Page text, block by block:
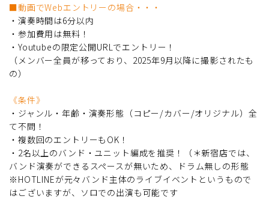
■動画でWebエントリーの場合・・・
・演奏時間は6分以内
・参加費用は無料！
・Youtubeの限定公開URLでエントリー！
（メンバー全員が移っており、2025年9月以降に撮影されたも
の）
《条件》
・ジャンル・年齢・演奏形態（コピー/カバー/オリジナル）全
て不問！
・複数回のエントリーもOK！
・2名以上のバンド・ユニット編成を推奨！（＊新宿店では、
バンド演奏ができるスペースが無いため、ドラム無しの形態
※HOTLINEが元々バンド主体のライブイベントというもので
はございますが、ソロでの出演も可能です